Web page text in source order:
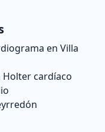
en Villa
cardíaco